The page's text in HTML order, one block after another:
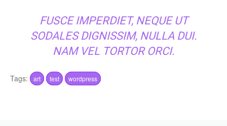
FUSCE IMPERDIET, NEQUE UT
SODALES DIGNISSIM, NULLA DUI.
NAM VEL TORTOR ORCI.
Tags: art test wordpress